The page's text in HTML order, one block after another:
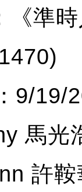
《準
9/19/
馬光
許鞍